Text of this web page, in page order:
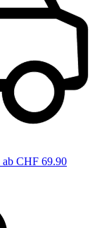
ab CHF 69.90